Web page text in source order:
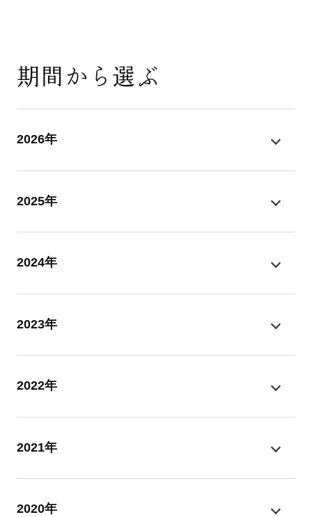
期間から選ぶ
2026年
2025年
2024年
2023年
2022年
2021年
2020年